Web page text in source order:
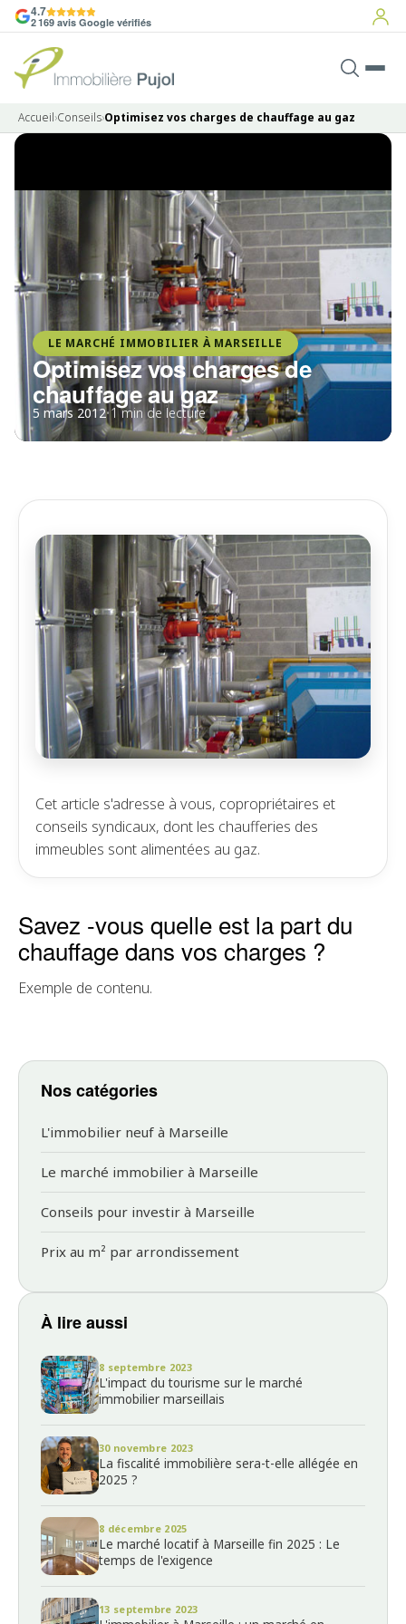
4.7
2 169 avis Google vérifiés
Accueil›Conseils›Optimisez vos charges de chauffage au gaz
LE MARCHÉ IMMOBILIER À MARSEILLE
Optimisez vos charges de
chauffage au gaz
5 mars 2012•1 min de lecture
Cet article s'adresse à vous, copropriétaires et
conseils syndicaux, dont les chaufferies des
immeubles sont alimentées au gaz.
Savez -vous quelle est la part du
chauffage dans vos charges ?
Exemple de contenu.
Nos catégories
L'immobilier neuf à Marseille
Le marché immobilier à Marseille
Conseils pour investir à Marseille
Prix au m² par arrondissement
À lire aussi
8 septembre 2023
L'impact du tourisme sur le marché
immobilier marseillais
30 novembre 2023
La fiscalité immobilière sera-t-elle allégée en
2025 ?
8 décembre 2025
Le marché locatif à Marseille fin 2025 : Le
temps de l'exigence
13 septembre 2023